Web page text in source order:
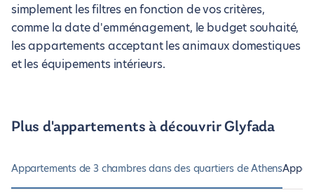
simplement les filtres en fonction de vos critères,
comme la date d'emménagement, le budget souhaité,
les appartements acceptant les animaux domestiques
et les équipements intérieurs.
Plus d'appartements à découvrir Glyfada
Appartements de 3 chambres dans des quartiers de Athens